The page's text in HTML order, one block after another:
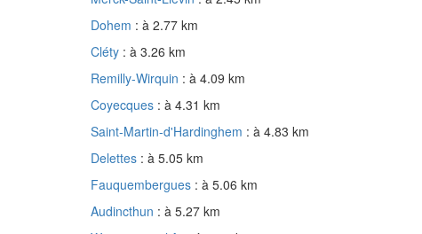
Dohem : à 2.77 km
Cléty : à 3.26 km
Remilly-Wirquin : à 4.09 km
Coyecques : à 4.31 km
Saint-Martin-d'Hardinghem : à 4.83 km
Delettes : à 5.05 km
Fauquembergues : à 5.06 km
Audincthun : à 5.27 km